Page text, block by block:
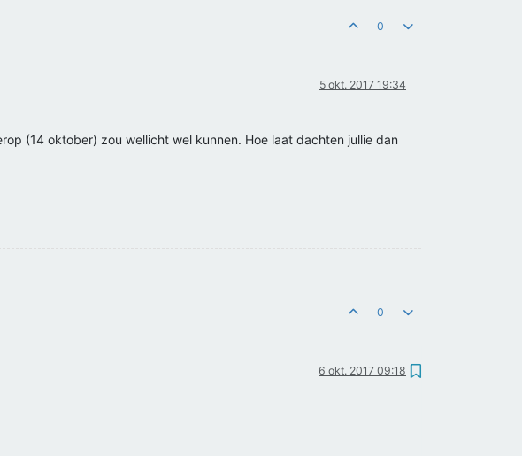
0
5 okt. 2017 19:34
(14 oktober) zou wellicht wel kunnen. Hoe laat dachten jullie dan
0
6 okt. 2017 09:18